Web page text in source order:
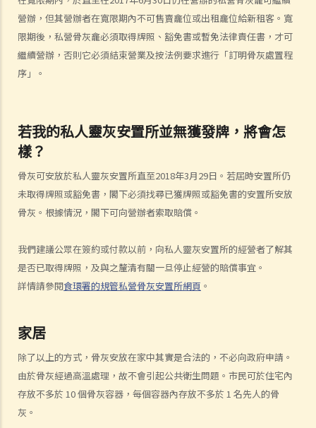
營辦，但其營辦者在寬限期內不可售賣龕位或出租龕位給新租客。寬
限期後，私營骨灰龕必須取得牌照、豁免書或暫免法律責任書，才可
繼續營辦，否則它必須結束營業及按法例要求進行「訂明骨灰處置程
序」。
若我的私人靈灰安置所並無獲發牌，將會怎
樣？
骨灰可安放於私人靈灰安置所直至2018年3月29日。若屆時安置所仍
未取得牌照或豁免書，閣下必須找尋已獲牌照或豁免書的安置所安放
骨灰。根據情況，閣下可向營辦者索取賠償。
我們建議公眾在簽約或付款以前，向私人靈灰安置所的經營者了解其
是否已取得牌照，及與之釐清有關一旦停止經營的賠償事宜。
詳情請參閱食環署的規管私營骨灰安置所網頁 。
家居
除了以上的方式，骨灰安放在家中其實是合法的，不必向政府申請。
由於骨灰經過高溫處理，故不會引起公共衛生問題。市民可於住宅內
存放不多於 10 個骨灰容器，每個容器內存放不多於 1 名先人的骨
灰。
賠償項目
我的配偶在工作時因意外而死亡，我或我的家人可獲哪些賠償？
我在工作時因遇到意外而受傷及導致傷殘，我或我的家人可獲哪些賠
償？
僱主向勞工處報告與工作有關的意外之時限是多久？
僱員可否向勞工處報告與工作有關的意外？
其他有關工傷的事項
如何安排支付工傷賠償？
多久？
若然我對條例所給予的補償感到不滿，或者我認為僱主忽略了應有的安
全措施，我可否進一步提出申索？
人壽保險
受保人已失蹤了數年，其保單受益人可否向保險公司索取死亡賠償？
在處理索償時，保險公司會否接受中醫發出的醫療報告 / 醫生紙？
如果我的保單已經失效，但我重新繳交保費以嘗試令保單「復效」。我
可否在這段期間向保險公司索償？